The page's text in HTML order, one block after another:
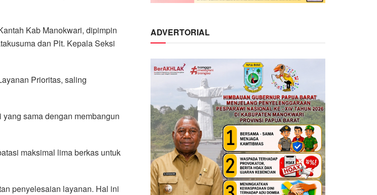
Kab Manokwari, dipimpin
dan Plt. Kepala Seksi
Prioritas, saling
sama dengan membangun
maksimal lima berkas untuk
penyelesaian layanan. Hal ini
ADVERTORIAL